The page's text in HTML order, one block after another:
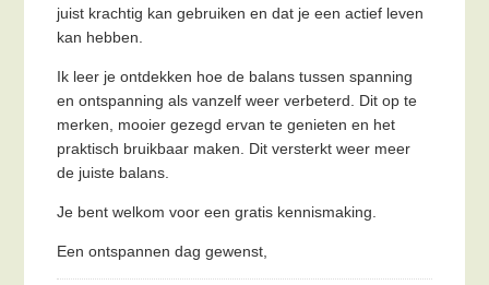
juist krachtig kan gebruiken en dat je een actief leven
kan hebben.
Ik leer je ontdekken hoe de balans tussen spanning
en ontspanning als vanzelf weer verbeterd. Dit op te
merken, mooier gezegd ervan te genieten en het
praktisch bruikbaar maken. Dit versterkt weer meer
de juiste balans.
Je bent welkom voor een gratis kennismaking.
Een ontspannen dag gewenst,